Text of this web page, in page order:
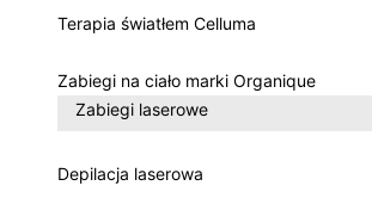
Terapia światłem Celluma
Zabiegi na ciało marki Organique
Zabiegi laserowe
Depilacja laserowa